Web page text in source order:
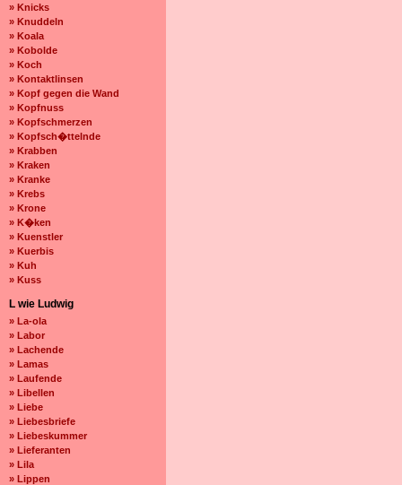
» Knicks
» Knuddeln
» Koala
» Kobolde
» Koch
» Kontaktlinsen
» Kopf gegen die Wand
» Kopfnuss
» Kopfschmerzen
» Kopfsch�ttelnde
» Krabben
» Kraken
» Kranke
» Krebs
» Krone
» K�ken
» Kuenstler
» Kuerbis
» Kuh
» Kuss
L wie Ludwig
» La-ola
» Labor
» Lachende
» Lamas
» Laufende
» Libellen
» Liebe
» Liebesbriefe
» Liebeskummer
» Lieferanten
» Lila
» Lippen